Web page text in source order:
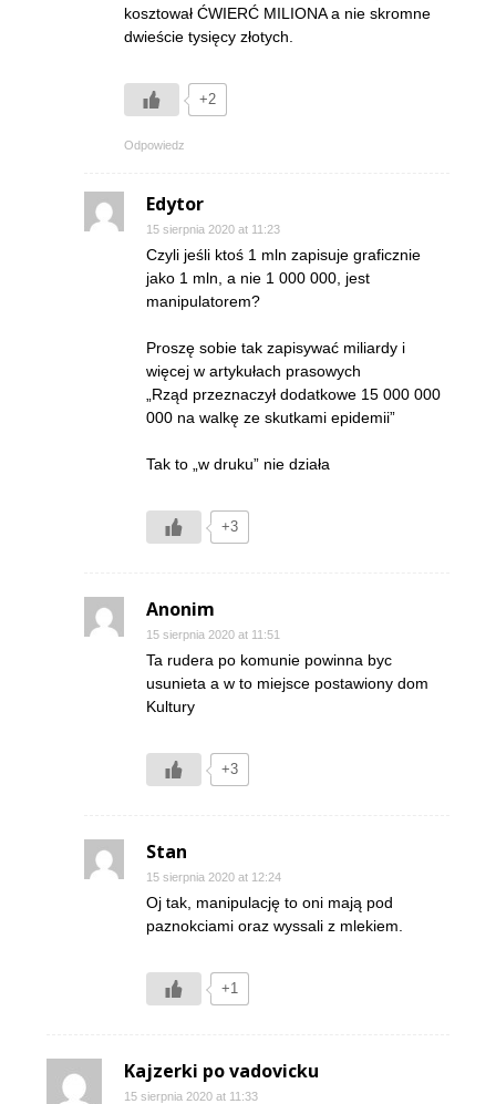
kosztował ĆWIERĆ MILIONA a nie skromne
dwieście tysięcy złotych.
+2
Odpowiedz
Edytor
15 sierpnia 2020 at 11:23
Czyli jeśli ktoś 1 mln zapisuje graficznie
jako 1 mln, a nie 1 000 000, jest
manipulatorem?
Proszę sobie tak zapisywać miliardy i
więcej w artykułach prasowych
„Rząd przeznaczył dodatkowe 15 000 000
000 na walkę ze skutkami epidemii”
Tak to „w druku” nie działa
+3
Anonim
15 sierpnia 2020 at 11:51
Ta rudera po komunie powinna byc
usunieta a w to miejsce postawiony dom
Kultury
+3
Stan
15 sierpnia 2020 at 12:24
Oj tak, manipulację to oni mają pod
paznokciami oraz wyssali z mlekiem.
+1
Kajzerki po vadovicku
15 sierpnia 2020 at 11:33